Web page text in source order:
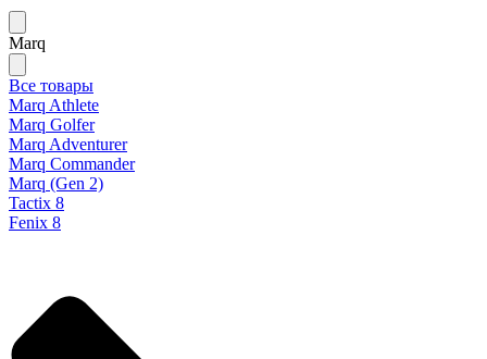
Marq
Все товары
Marq Athlete
Marq Golfer
Marq Adventurer
Marq Commander
Marq (Gen 2)
Tactix 8
Fenix 8